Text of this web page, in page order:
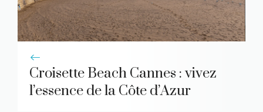
Croisette Beach Cannes : vivez
l’essence de la Côte d’Azur